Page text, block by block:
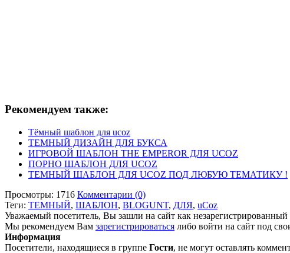
Рекомендуем также:
Тёмный шаблон для ucoz
ТЕМНЫЙ ДИЗАЙН ДЛЯ БУКСА
ИГРОВОЙ ШАБЛОН THE EMPEROR ДЛЯ UCOZ
ПОРНО ШАБЛОН ДЛЯ UCOZ
ТЕМНЫЙ ШАБЛОН ДЛЯ UCOZ ПОД ЛЮБУЮ ТЕМАТИКУ !
Просмотры: 1716 Комментарии (0)
Теги: ТЕМНЫЙ, ШАБЛОН, BLOGUNT, ДЛЯ, uCoz
Уважаемый посетитель, Вы зашли на сайт как незарегистрированный
Мы рекомендуем Вам зарегистрироваться либо войти на сайт под
Информация
Посетители, находящиеся в группе Гости, не могут оставлять